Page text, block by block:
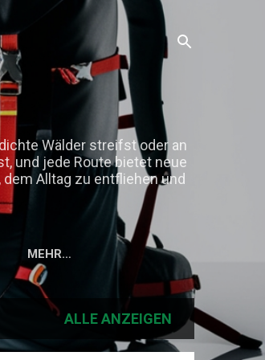
Wälder streifst oder an
und jede Route bietet neue
Alltag zu entfliehen und
MEHR…
ALLE ANZEIGEN